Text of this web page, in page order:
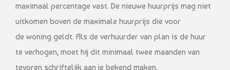
maximaal percentage vast. De nieuwe huurprijs mag niet
uitkomen boven de maximale huurprijs die voor
de woning geldt. Als de verhuurder van plan is de huur
te verhogen, moet hij dit minimaal twee maanden van
tevoren schriftelijk aan je bekend maken.